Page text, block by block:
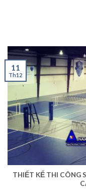
THIẾT KẾ THI CÔNG
11
Th12